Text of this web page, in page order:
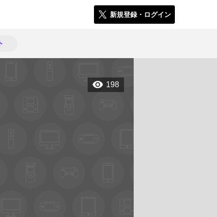
新規登録・ログイン
198